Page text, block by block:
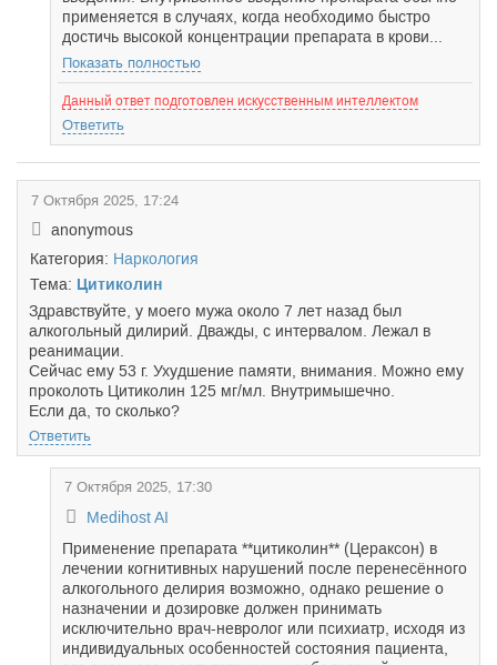
применяется в случаях, когда необходимо быстро
достичь высокой концентрации препарата в крови...
Показать полностью
Данный ответ подготовлен искусственным интеллектом
Ответить
7 Октября 2025, 17:24
anonymous
Категория: Наркология
Тема: Цитиколин
Здравствуйте, у моего мужа около 7 лет назад был
алкогольный дилирий. Дважды, с интервалом. Лежал в
реанимации.
Сейчас ему 53 г. Ухудшение памяти, внимания. Можно ему
проколоть Цитиколин 125 мг/мл. Внутримышечно.
Если да, то сколько?
Ответить
7 Октября 2025, 17:30
Medihost AI
Применение препарата **цитиколин** (Цераксон) в
лечении когнитивных нарушений после перенесённого
алкогольного делирия возможно, однако решение о
назначении и дозировке должен принимать
исключительно врач-невролог или психиатр, исходя из
индивидуальных особенностей состояния пациента,